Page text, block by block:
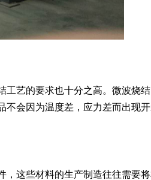
艺的要求也十分之高。微波烧
会因为温度差，应力差而出现
这些材料的生产制造往往需要